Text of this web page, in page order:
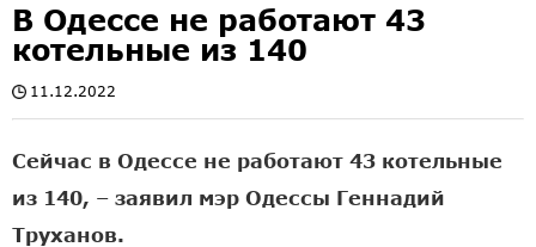
В Одессе не работают 43
котельные из 140
11.12.2022
Сейчас в Одессе не работают 43 котельные
из 140, – заявил мэр Одессы Геннадий
Труханов.